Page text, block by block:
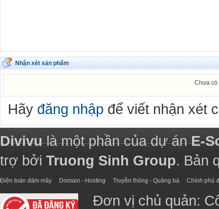
Nhận xét sản phẩm
Chưa có
Hãy đăng nhập để viết nhận xét
Divivulà một phần của dự ánE-
trợ bởi Truong Sinh Group. Bản
Điện toán đám mây Domain - Hosting Truyền thông - Quảng bá Chính phủ
Đơn vị chủ quản: